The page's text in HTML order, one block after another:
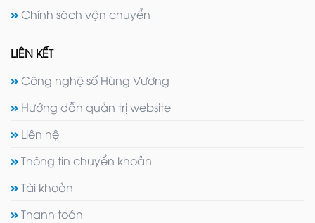
Chính sách vận chuyển
LIÊN KẾT
Công nghệ số Hùng Vương
Hướng dẫn quản trị website
Liên hệ
Thông tin chuyển khoản
Tài khoản
Thanh toán